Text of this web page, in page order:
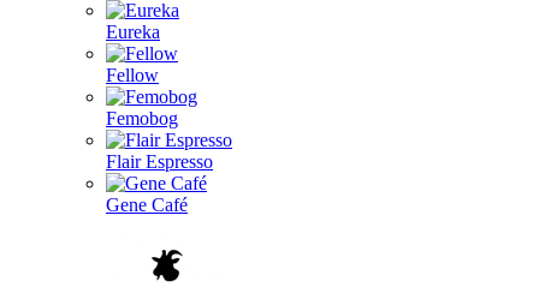
Eureka
Fellow
Femobog
Flair Espresso
Gene Café